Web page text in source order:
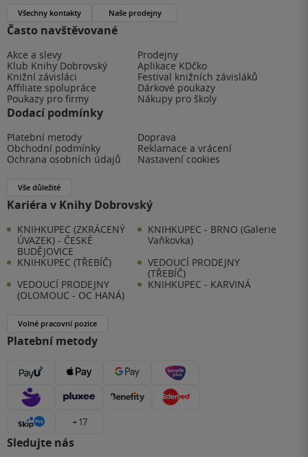
Často navštěvované
Akce a slevy
Prodejny
Klub Knihy Dobrovský
Aplikace KDčko
Knižní závisláci
Festival knižních závisláků
Affiliate spolupráce
Dárkové poukazy
Poukazy pro firmy
Nákupy pro školy
Dodací podmínky
Platební metody
Doprava
Obchodní podmínky
Reklamace a vrácení
Ochrana osobních údajů
Nastavení cookies
Vše důležité
Kariéra v Knihy Dobrovský
KNIHKUPEC (ZKRÁCENÝ
ÚVAZEK) - ČESKÉ
BUDĚJOVICE
KNIHKUPEC - BRNO (Galerie
Vaňkovka)
KNIHKUPEC (TŘEBÍČ)
VEDOUCÍ PRODEJNY
(TŘEBÍČ)
VEDOUCÍ PRODEJNY
(OLOMOUC - OC HANÁ)
KNIHKUPEC - KARVINÁ
Volné pracovní pozice
Platební metody
+ 17
Sledujte nás
Všechny kontakty Naše prodejny